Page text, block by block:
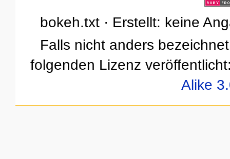
bokeh.txt · Erstellt: keine
Falls nicht anders
folgenden Lizenz
Alike